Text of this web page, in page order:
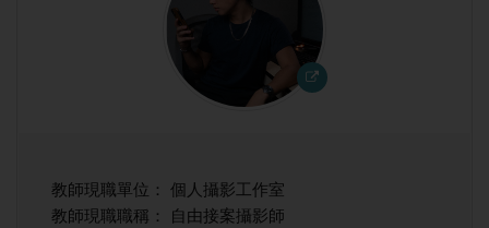
教師現職單位： 個人攝影工作室
教師現職職稱： 自由接案攝影師